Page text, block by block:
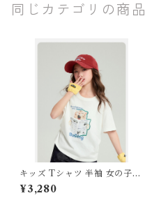
同じカテゴリの商品
キッズ Tシャツ 半袖 女の子
猫 ネコ イラスト プリント ト
ップス 110 120 130 140 150 1
¥3,280